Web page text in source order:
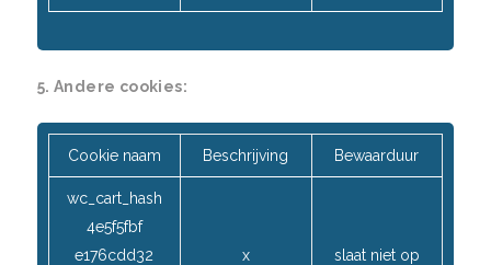
5. Andere cookies:
Cookie naam Beschrijving Bewaarduur
wc_cart_hash
4e5f5fbf
e176cdd32
x slaat niet op